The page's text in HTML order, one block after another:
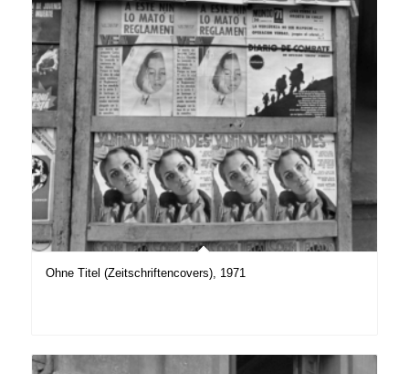
Ohne Titel (Zeitschriftencovers), 1971